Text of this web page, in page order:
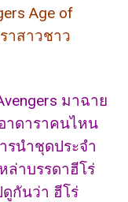
Age of
าสาวชาว
มาฉาย
าดาราคนไหน
รนำชุดประจำ
ล่าบรรดาฮีโร่
กันว่า ฮีโร่